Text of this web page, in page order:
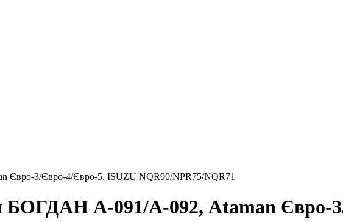
Євро-3/Євро-4/Євро-5, ISUZU NQR90/NPR75/NQR71
БОГДАН А-091/А-092, Ataman Євро-